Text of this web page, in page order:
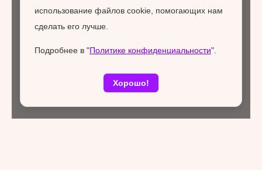
использование файлов cookie, помогающих нам
сделать его лучше.
Подробнее в "Политике конфиденциальности".
Хорошо!